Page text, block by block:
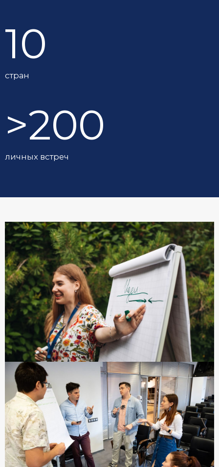
10
стран
>200
личных встреч